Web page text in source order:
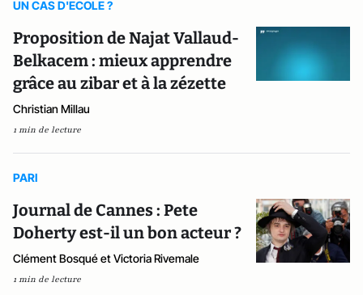
UN CAS D'ECOLE ?
Proposition de Najat Vallaud-
Belkacem : mieux apprendre
grâce au zibar et à la zézette
Christian Millau
1 min de lecture
PARI
Journal de Cannes : Pete
Doherty est-il un bon acteur ?
Clément Bosqué et Victoria Rivemale
1 min de lecture